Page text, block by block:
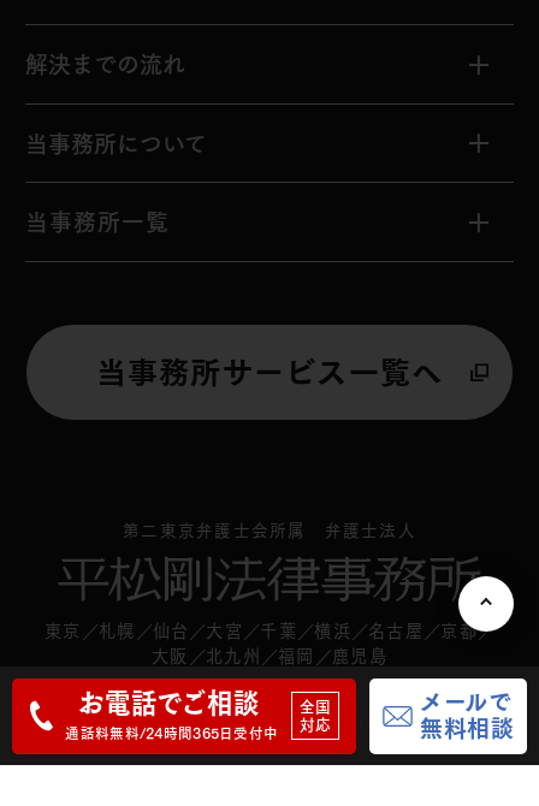
お電話でご相談
通話料無料/24時間365日受付中
全国
対応
メールで
無料相談
もらい事故
弁護士特約がない方へ
慰謝料、示談金の違いとは
示談交渉で請求できること
慰謝料・示談金
解決までの流れ
解決までの流れ
解決事例
当事務所について
私たちの強み
無料相談のご案内
事務所一覧
サイトマップ
個人情報保護方針
当事務所一覧
当事務所サービス一覧へ
第二東京弁護士会所属 弁護士法人
東京 札幌 仙台 大宮 千葉 横浜 名古屋
京都
大阪
北九州 福岡 鹿児島
Copyright hiramatsu-go pat. All rights reserved.